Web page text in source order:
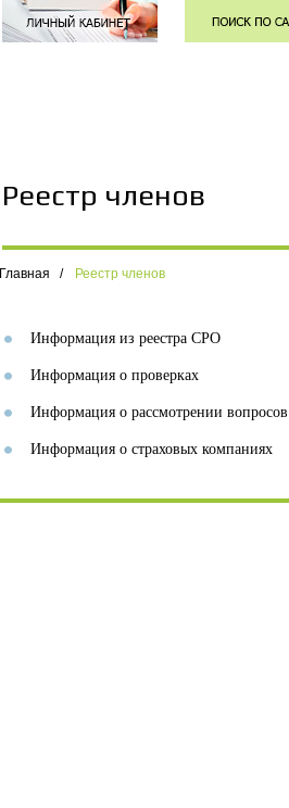
Реестр членов
Главная / Реестр членов
Информация из реестра СРО
Информация о проверках
Информация о рассмотрении
Информация о страховых компаниях